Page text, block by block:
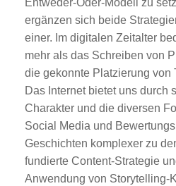
Entweder-Oder-Modell zu
ergänzen sich beide
einer. Im digitalen Zeitalter
mehr als das Schreiben von
die gekonnte Platzierung von
Das Internet bietet uns durch
Charakter und die diversen
Social Media und
Geschichten komplexer zu
fundierte Content-Strategie
Anwendung von Storytelling-